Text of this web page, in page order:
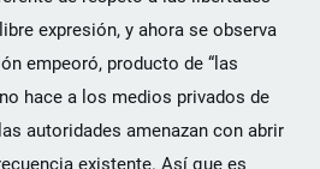
expresión, y ahora se observa
empeoró, producto de “las
hace a los medios privados de
autoridades amenazan con abrir
existente. Así que es